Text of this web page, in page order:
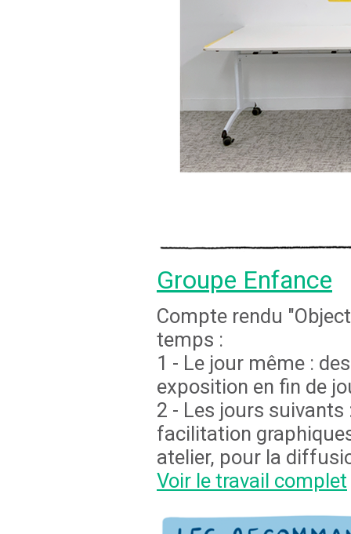
Groupe Enfance
Compte rendu
temps :
1 - Le jour même :
exposition en fin de
2 - Les jours
facilitation
atelier, pour la
Voir le travail complet